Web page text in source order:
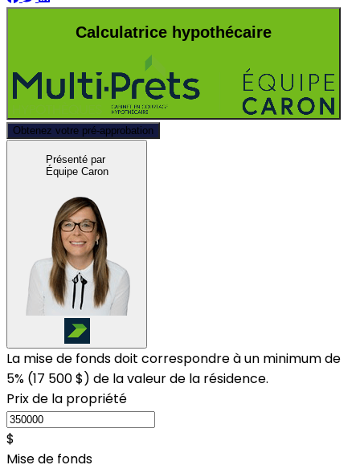
Calculatrice hypothécaire
Obtenez votre pré-approbation
Présenté par
Équipe Caron
La mise de fonds doit correspondre à un minimum de
5% (17 500 $) de la valeur de la résidence.
Prix de la propriété
$
Mise de fonds